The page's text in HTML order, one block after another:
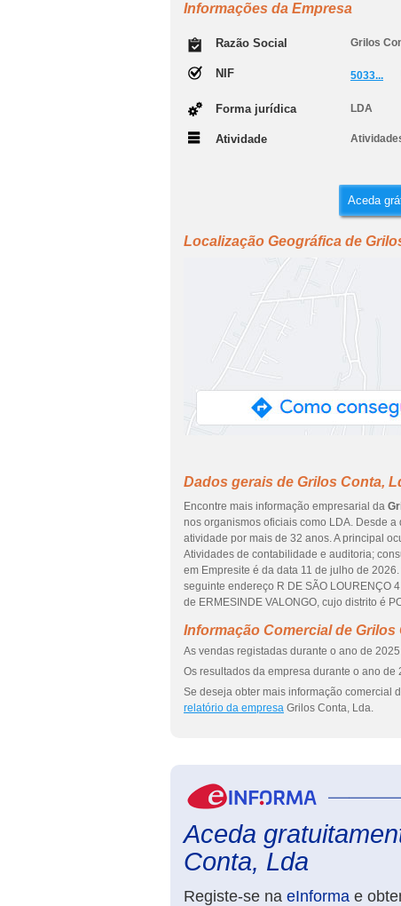
Informações da Empresa
Razão Social Grilos
NIF 5033...
Forma jurídica LDA
Atividade
Aceda
Localização Geográfica de
Dados gerais de Grilos Conta,
Encontre mais informação empresarial da
nos organismos oficiais como LDA. Desde
atividade por mais de 32 anos. A principal
Atividades de contabilidade e auditoria;
em Empresite é da data 11 de julho de
seguinte endereço R DE SÃO LOURENÇO
de ERMESINDE VALONGO, cujo distrito é
Informação Comercial de Grilos
As vendas registadas durante o ano de
Os resultados da empresa durante o ano
Se deseja obter mais informação comercial
relatório da empresa Grilos Conta, Lda.
Aceda
Conta, Lda
Registe-se na eInforma e